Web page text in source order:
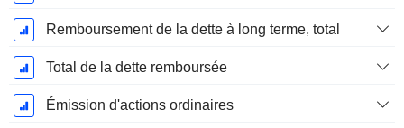
Remboursement de la dette à long terme, total
Total de la dette remboursée
Émission d'actions ordinaires